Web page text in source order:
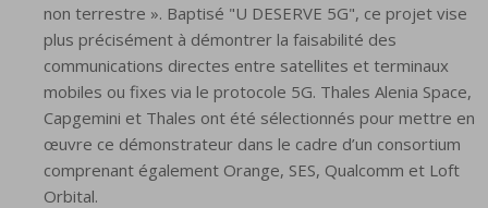
non terrestre ». Baptisé "U DESERVE 5G", ce projet vise
plus précisément à démontrer la faisabilité des
communications directes entre satellites et terminaux
mobiles ou fixes via le protocole 5G. Thales Alenia Space,
Capgemini et Thales ont été sélectionnés pour mettre en
œuvre ce démonstrateur dans le cadre d’un consortium
comprenant également Orange, SES, Qualcomm et Loft
Orbital.